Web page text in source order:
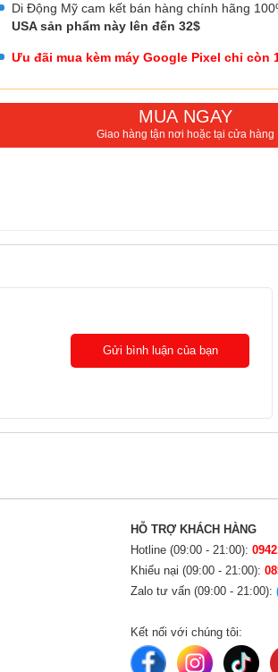
Di Động Mỹ cam kết bán hàng chính hãng
USA sản phẩm này lên đến 32$
Ưu đãi mua kèm máy Google Pixel chỉ còn
MUA NGAY
Giao hàng tận nơi hoặc tại cửa hàng
Gửi bình luận của bạn
HỖ TRỢ KHÁCH HÀNG
Hotline (09:00 - 21:00):
Khiếu nại (09:00 - 21:00):
Zalo tư vấn (09:00 - 21:00):
Kết nối với chúng tôi: